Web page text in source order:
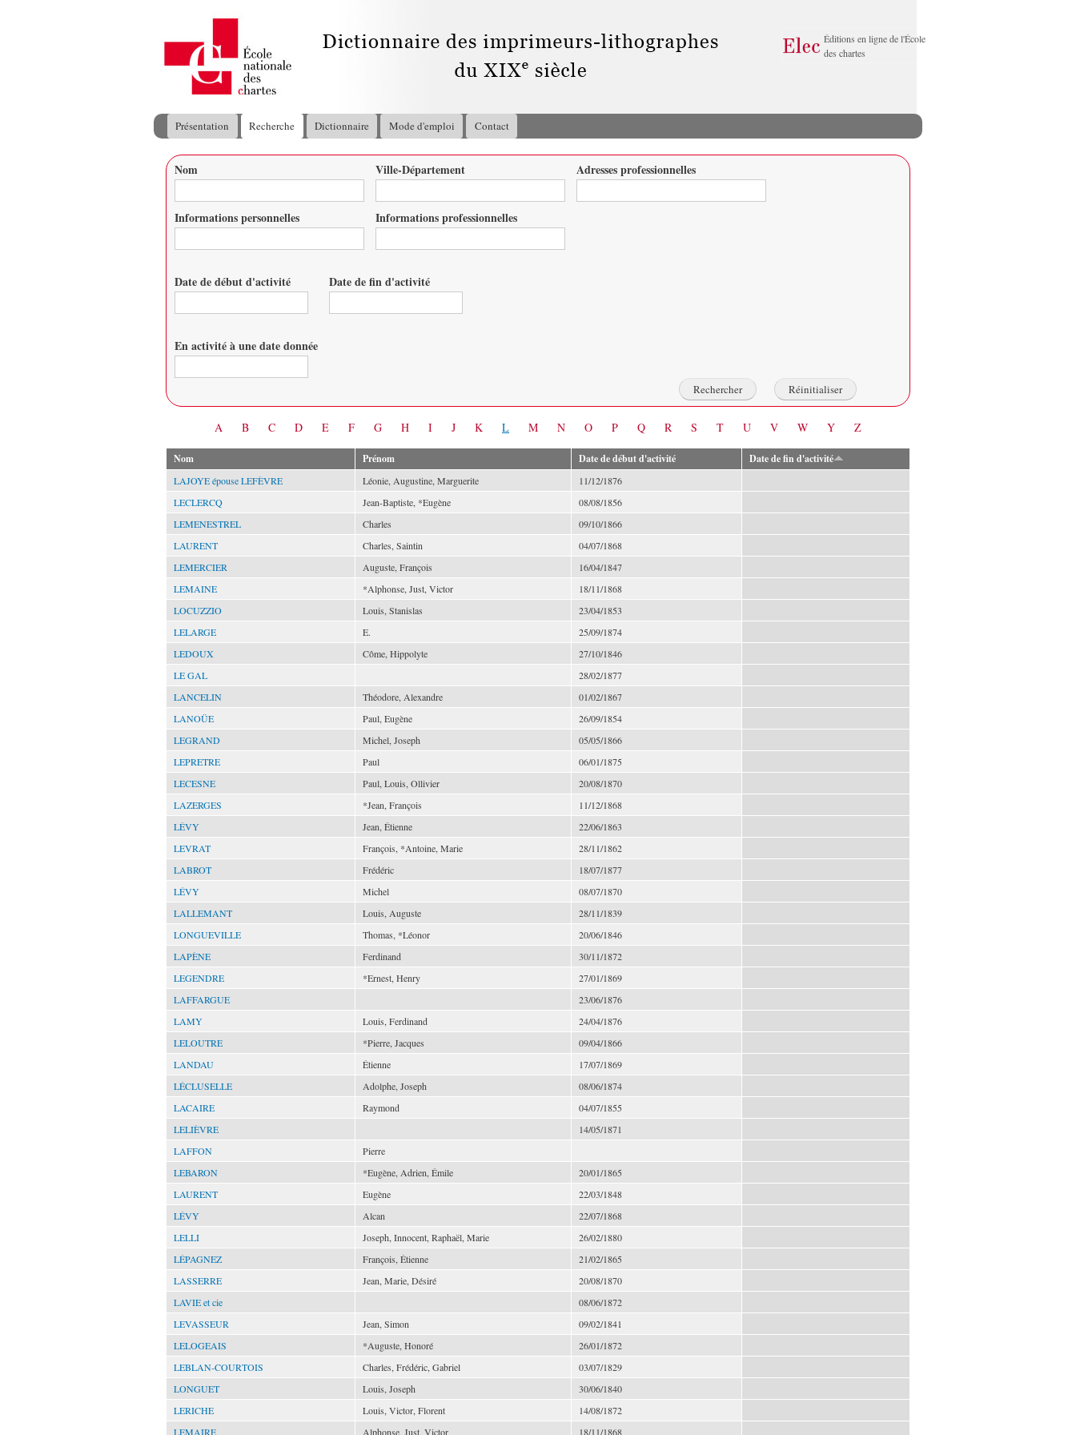
principal
Éditions en ligne de l'École
des chartes
Menu principal
Présentation Recherche Dictionnaire Mode d'emploi Contact
Vous êtes ici
Nom Ville-Département Adresses professionnelles
Informations personnelles Informations professionnelles
Date de début d'activité Date de fin d'activité
En activité à une date donnée
A B C D E F G H I J K L M N O P Q R S T U V W Y Z
Nom Prénom Date de début d'activité Date de fin d'activité
LAJOYE épouse LEFÈVRE Léonie, Augustine, Marguerite
11/12/1876
LECLERCQ
Jean-Baptiste, *Eugène
08/08/1856
LEMENESTREL
Charles
09/10/1866
LAURENT
Charles, Saintin
04/07/1868
LEMERCIER
Auguste, François
16/04/1847
LEMAINE
*Alphonse, Just, Victor
18/11/1868
LOCUZZIO
Louis, Stanislas
23/04/1853
LELARGE
E.
25/09/1874
LEDOUX
Côme, Hippolyte
27/10/1846
LE GAL
28/02/1877
LANCELIN
Théodore, Alexandre
01/02/1867
LANOÜE
Paul, Eugène
26/09/1854
LEGRAND
Michel, Joseph
05/05/1866
LEPRETRE
Paul
06/01/1875
LECESNE
Paul, Louis, Ollivier
20/08/1870
LAZERGES
*Jean, François
11/12/1868
LÉVY
Jean, Étienne
22/06/1863
LEVRAT
François, *Antoine, Marie
28/11/1862
LABROT
Frédéric
18/07/1877
LÉVY
Michel
08/07/1870
LALLEMANT
Louis, Auguste
28/11/1839
LONGUEVILLE
Thomas, *Léonor
20/06/1846
LAPÈNE
Ferdinand
30/11/1872
LEGENDRE
*Ernest, Henry
27/01/1869
LAFFARGUE
23/06/1876
LAMY
Louis, Ferdinand
24/04/1876
LELOUTRE
*Pierre, Jacques
09/04/1866
LANDAU
Étienne
17/07/1869
LÉCLUSELLE
Adolphe, Joseph
08/06/1874
LACAIRE
Raymond
04/07/1855
LELIÈVRE
14/05/1871
LAFFON
Pierre
LEBARON
*Eugène, Adrien, Émile
20/01/1865
LAURENT
Eugène
22/03/1848
LÉVY
Alcan
22/07/1868
LELLI
Joseph, Innocent, Raphaël, Marie
26/02/1880
LÉPAGNEZ
François, Étienne
21/02/1865
LASSERRE
Jean, Marie, Désiré
20/08/1870
LAVIE et cie
08/06/1872
LEVASSEUR
Jean, Simon
09/02/1841
LELOGEAIS
*Auguste, Honoré
26/01/1872
LEBLAN-COURTOIS
Charles, Frédéric, Gabriel
03/07/1829
LONGUET
Louis, Joseph
30/06/1840
LERICHE
Louis, Victor, Florent
14/08/1872
LEMAIRE
Alphonse, Just, Victor 18/11/1868